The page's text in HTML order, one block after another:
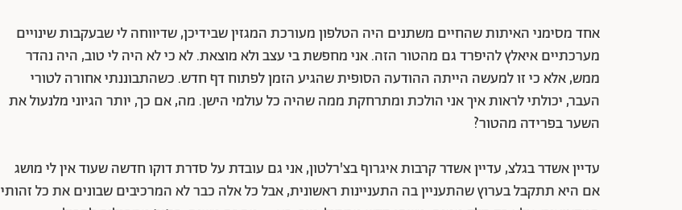
אחד מסימני האיתות שהחיים משתנים היה הטלפון מעורכת המגזין שבידיכן, שדיווחה לי שבעקבות שינויים
מערכתיים איאלץ להיפרד גם מהטור הזה. אני מחפשת בי עצב ולא מוצאת. לא כי לא היה לי טוב, היה נהדר
ממש, אלא כי זו למעשה הייתה ההודעה הסופית שהגיע הזמן לפתוח דף חדש. כשהתבוננתי אחורה לטורי
העבר, יכולתי לראות איך אני הולכת ומתרחקת ממה שהיה כל עולמי הישן. מה, אם כך, יותר הגיוני מלנעול את
השער בפרידה מהטור?
עדיין אשדר בגלצ, עדיין אשדר קרבות איגרוף בצ'רלטון, אני גם עובדת על סדרת דוקו חדשה שעוד אין לי מושג
אם היא תתקבל בערוץ שהתעניין בה התעניינות ראשונית, אבל כל אלה כבר לא המרכיבים שבונים את כל זהותי